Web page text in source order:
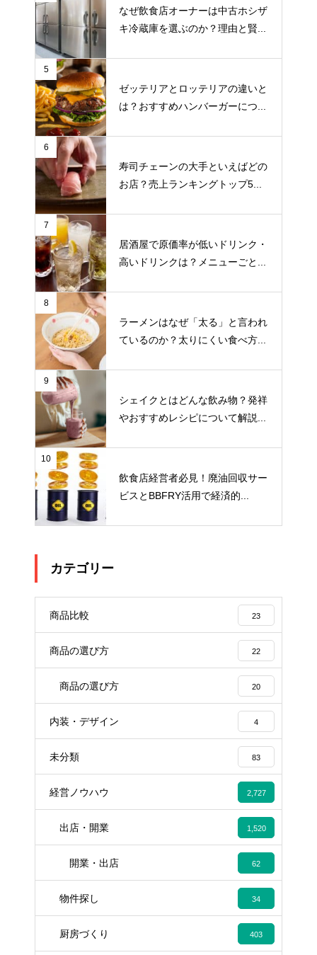
なぜ飲食店オーナーは中古ホシザ
キ冷蔵庫を選ぶのか？理由と賢...
5
ゼッテリアとロッテリアの違いと
は？おすすめハンバーガーにつ...
6
寿司チェーンの大手といえばどの
お店？売上ランキングトップ5...
7
居酒屋で原価率が低いドリンク・
高いドリンクは？メニューごと...
8
ラーメンはなぜ「太る」と言われ
ているのか？太りにくい食べ方...
9
シェイクとはどんな飲み物？発祥
やおすすめレシピについて解説...
10
飲食店経営者必見！廃油回収サー
ビスとBBFRY活用で経済的...
カテゴリー
商品比較 23
商品の選び方 22
商品の選び方 20
内装・デザイン 4
未分類 83
経営ノウハウ 2,727
出店・開業 1,520
開業・出店 62
物件探し 34
厨房づくり 403